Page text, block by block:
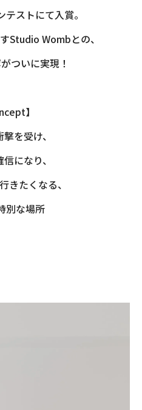
ストにて入賞。
Studio Wombとの、
ついに実現！
】
を受け、
になり、
きたくなる、
別な場所